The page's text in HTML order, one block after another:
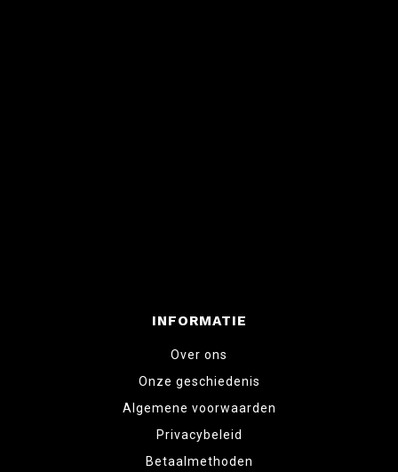
INFORMATIE
Over ons
Onze geschiedenis
Algemene voorwaarden
Privacybeleid
Betaalmethoden